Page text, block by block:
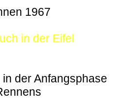
1967
in der Eifel
der Anfangsphase